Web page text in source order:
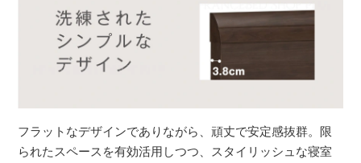
フラットなデザインでありながら、頑丈で安定感抜群。限
られたスペースを有効活用しつつ、スタイリッシュな寝室